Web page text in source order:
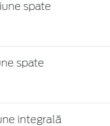
spate
spate
integrală